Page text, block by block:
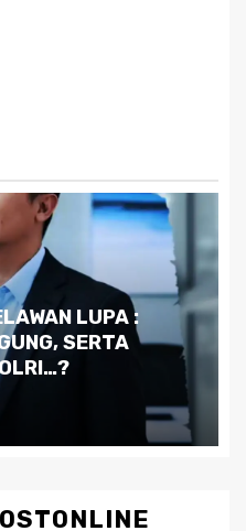
Krisis:
Alam dan
Kreatif